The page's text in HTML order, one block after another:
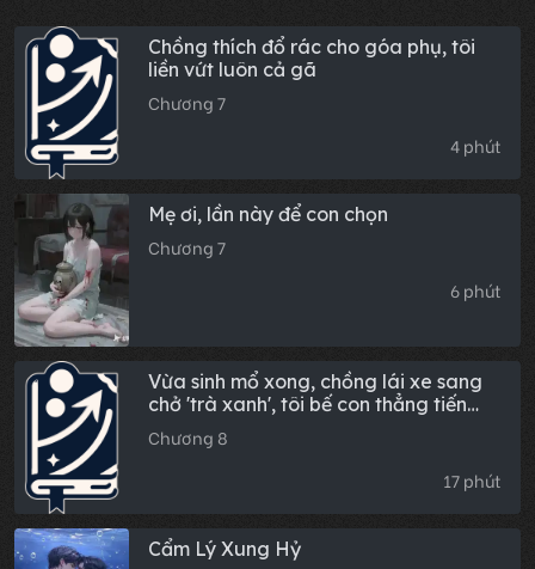
Chồng thích đổ rác cho góa phụ, tôi
liền vứt luôn cả gã
Chương 7
4 phút
Mẹ ơi, lần này để con chọn
Chương 7
6 phút
Vừa sinh mổ xong, chồng lái xe sang
chở 'trà xanh', tôi bế con thẳng tiến
văn phòng luật sư
Chương 8
17 phút
Cẩm Lý Xung Hỷ